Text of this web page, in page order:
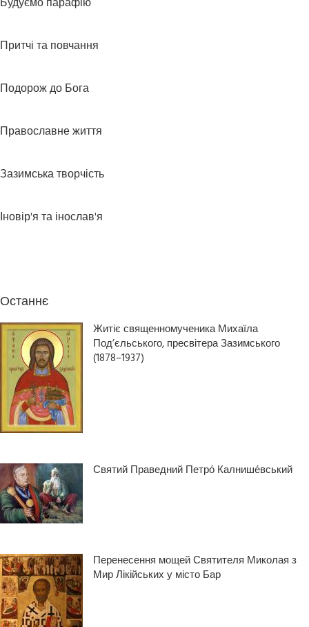
Притчі та повчання
Подорож до Бога
Православне життя
Зазимська творчість
Іновір'я та інослав'я
Останнє
Житіє священномученика Михаїла
Под’єльського, пресвітера Зазимського
(1878–1937)
Святий Праведний Петро́ Калнише́вський
Перенесення мощей Святителя Миколая з
Мир Лікійських у місто Бар